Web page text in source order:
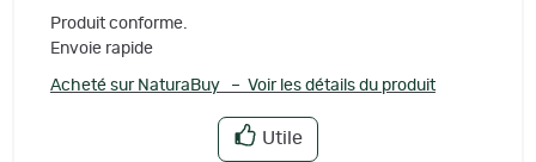
Produit conforme.
Envoie rapide
Acheté sur NaturaBuy – Voir les détails du produit
Utile